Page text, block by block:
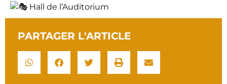
Hall de l’Auditorium
PARTAGER L'ARTICLE